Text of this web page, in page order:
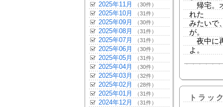
2025年11月 （30件）
2025年10月 （31件）
2025年09月 （30件）
2025年08月 （31件）
2025年07月 （31件）
2025年06月 （30件）
2025年05月 （31件）
2025年04月 （30件）
2025年03月 （32件）
2025年02月 （28件）
2025年01月 （31件）
2024年12月 （31件）
帰宅。
れた
みたいで
が。
夜中に
よ。
トラッ